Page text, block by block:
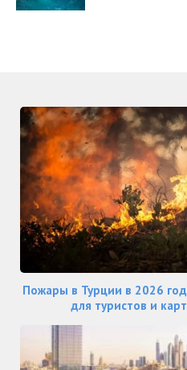
Пожары в Турции в 2026
для туристов и